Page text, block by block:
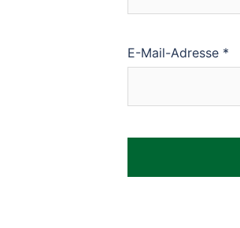
E-Mail-Adresse *